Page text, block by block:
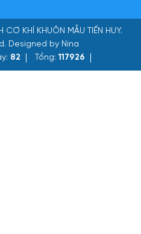
CƠ KHÍ KHUÔN MẪU TIẾN HUY.
Designed by Nina
82 Tổng:117926